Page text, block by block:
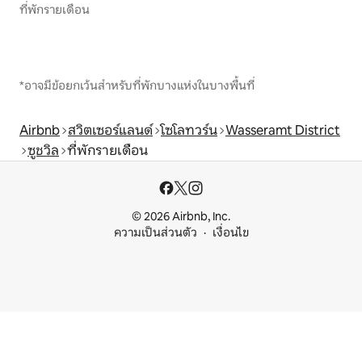
ที่พักรายเดือน
*อาจมีข้อยกเว้นสำหรับที่พักบางแห่งในบางพื้นที่
Airbnb สวิตเซอร์แลนด์ โซโลทวร์น Wasseramt District
ซูชวิล ที่พักรายเดือน
© 2026 Airbnb, Inc.
ความเป็นส่วนตัว
เงื่อนไข